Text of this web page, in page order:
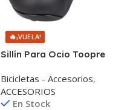
🔥¡VUELA!
Sillín Para Ocio Toopre
Bicicletas - Accesorios,
ACCESORIOS
En Stock